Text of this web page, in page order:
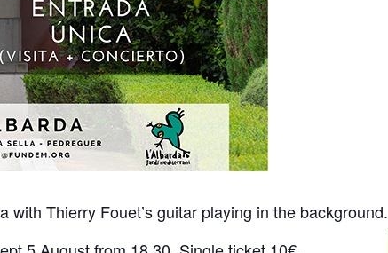
with Thierry Fouet’s guitar playing in the background.